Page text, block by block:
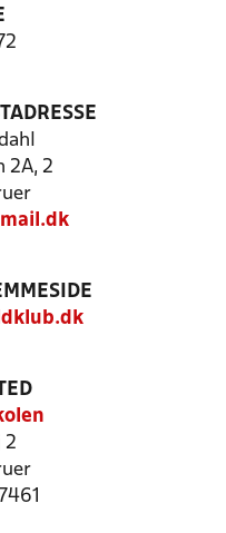
2A, 2
2